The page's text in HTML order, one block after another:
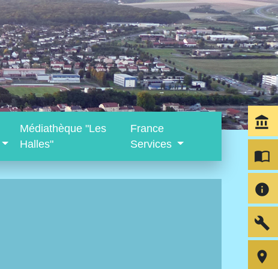
Médiathèque "Les
Halles"
France
Services
account_balance
import_contacts
info
build
room